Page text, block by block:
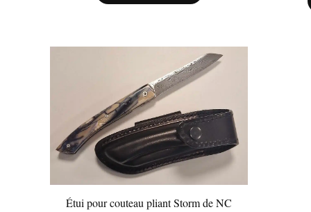
Étui pour couteau pliant Storm de NC
Ce
produit
plusieurs
variations.
Les
options
peuvent
être